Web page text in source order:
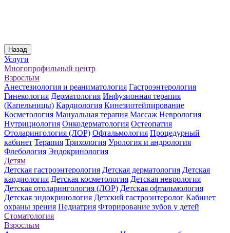
Назад
Услуги
Многопрофильный центр
Взрослым
Анестезиология и реаниматология Гастроэнтерология
Гинекология Дерматология Инфузионная терапия
(Капельницы) Кардиология Кинезиотейпирование
Косметология Мануальная терапия Массаж Неврология
Нутрициология Онкодерматология Остеопатия
Отоларингология (ЛОР) Офтальмология Процедурный
кабинет Терапия Трихология Урология и андрология
Флебология Эндокринология
Детям
Детская гастроэнтерология Детская дерматология Детская
кардиология Детская косметология Детская неврология
Детская отоларингология (ЛОР) Детская офтальмология
Детская эндокринология Детский гастроэнтеролог Кабинет
охраны зрения Педиатрия Фторирование зубов у детей
Стоматология
Взрослым